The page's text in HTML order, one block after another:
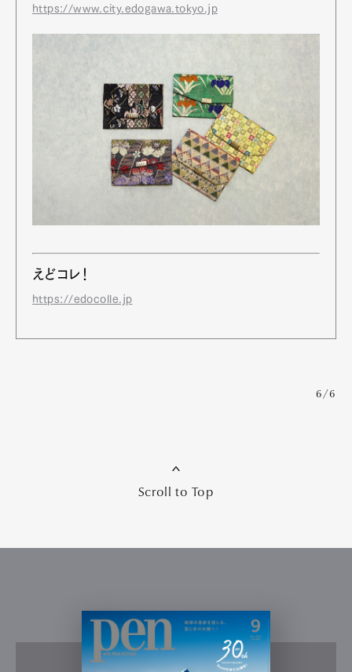
https://www.city.edogawa.tokyo.jp
えどコレ！
https://edocolle.jp
6/6
Scroll to Top